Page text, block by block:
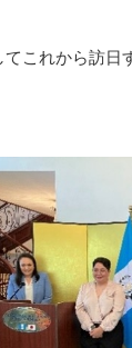
れから訪